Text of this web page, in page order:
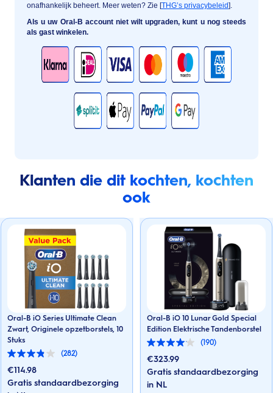
onafhankelijk beheert. Meer weten? Zie [THG’s privacybeleid].
Als u uw Oral-B account niet wilt upgraden, kunt u nog steeds
als gast winkelen.
Klanten die dit kochten, kochten
ook
Oral-B iO Series Ultimate Clean
Zwart, Originele opzetborstels, 10
Stuks
(282)
3.8
van
5
€114.98
Gratis standaardbezorging
Oral-B iO 10 Lunar Gold Special
Edition Elektrische Tandenborstel
(190)
4.0
van
5
sterren.
€323.99
Gratis standaardbezorging
in NL